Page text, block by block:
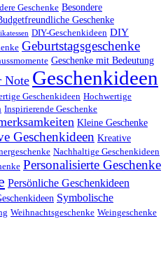
Geschenke Besondere
Geschenke
DIY-Geschenkideen DIY
Geburtstagsgeschenke
Geschenke mit Bedeutung
Note Geschenkideen
Geschenkideen Hochwertige
Inspirierende Geschenke
Kleine Geschenke
Geschenkideen Kreative
Nachhaltige Geschenkideen
Personalisierte Geschenke
Persönliche Geschenkideen
Symbolische
Weihnachtsgeschenke Weingeschenke